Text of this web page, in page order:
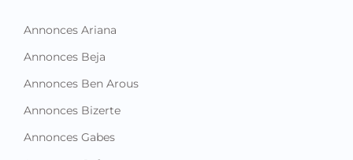
Annonces Ariana
Annonces Beja
Annonces Ben Arous
Annonces Bizerte
Annonces Gabes